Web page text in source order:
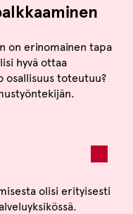
on erinomainen tapa
hyvä ottaa
osallisuus toteutuu?
olisi erityisesti